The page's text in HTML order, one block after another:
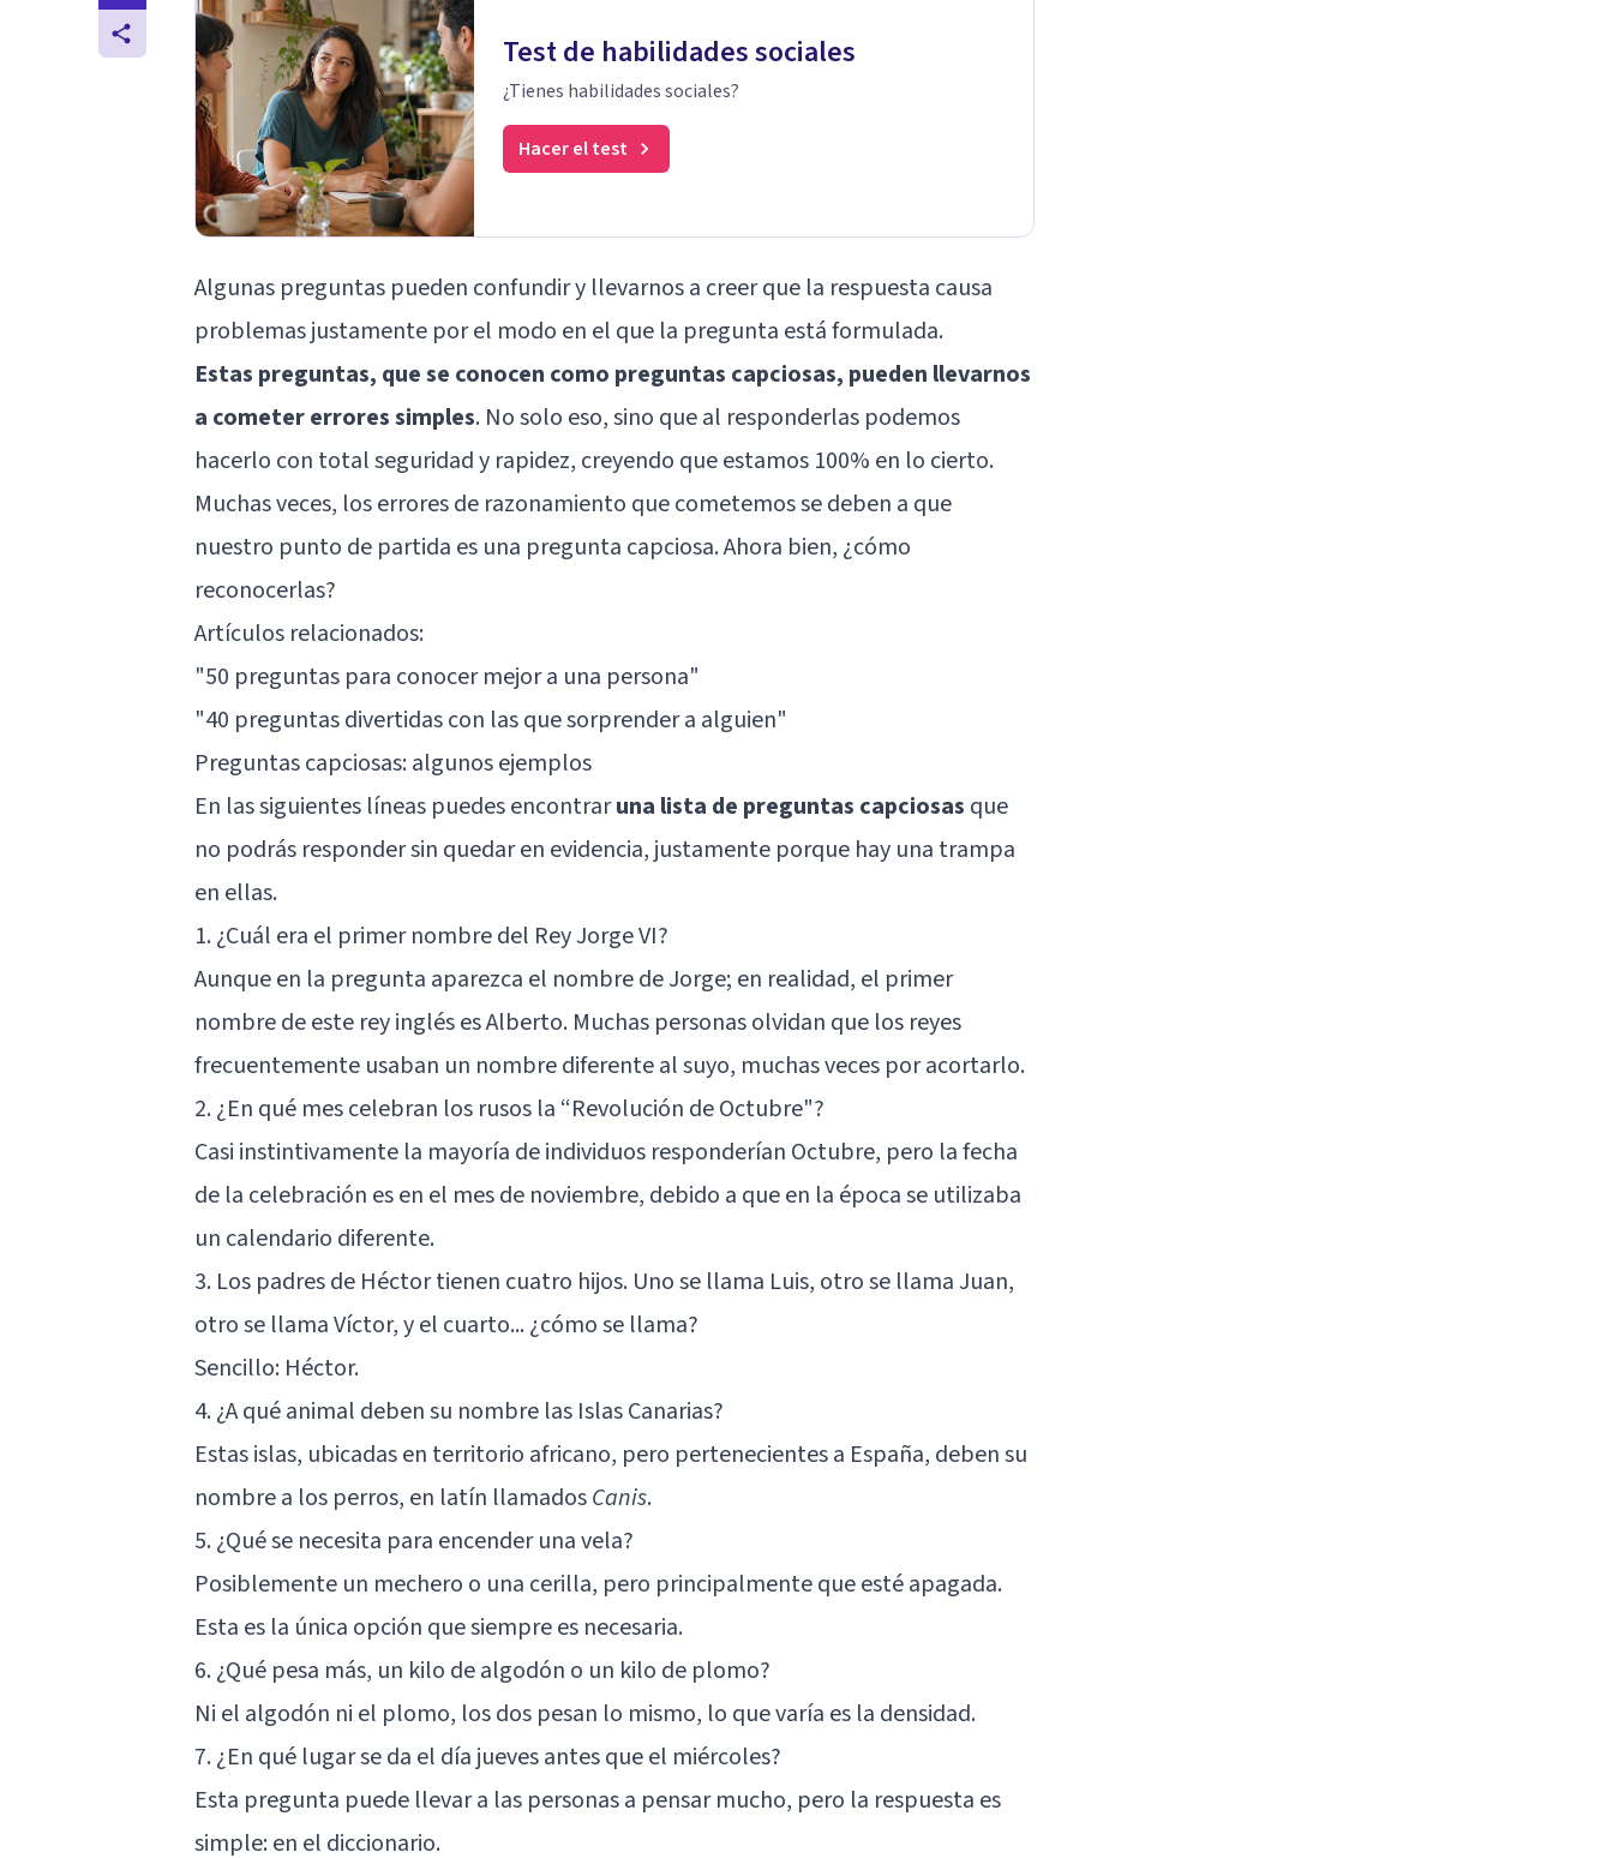
Test de habilidades sociales
¿Tienes habilidades sociales?
Hacer el test
Algunas preguntas pueden confundir y llevarnos a creer que la respuesta causa
problemas justamente por el modo en el que la pregunta está formulada.
Estas preguntas, que se conocen como preguntas capciosas, pueden llevarnos
a cometer errores simples. No solo eso, sino que al responderlas podemos
hacerlo con total seguridad y rapidez, creyendo que estamos 100% en lo cierto.
Muchas veces, los errores de razonamiento que cometemos se deben a que
nuestro punto de partida es una pregunta capciosa. Ahora bien, ¿cómo
reconocerlas?
Artículos relacionados:
"50 preguntas para conocer mejor a una persona"
"40 preguntas divertidas con las que sorprender a alguien"
Preguntas capciosas: algunos ejemplos
En las siguientes líneas puedes encontraruna lista de preguntas capciosas que
no podrás responder sin quedar en evidencia, justamente porque hay una trampa
en ellas.
1. ¿Cuál era el primer nombre del Rey Jorge VI?
Aunque en la pregunta aparezca el nombre de Jorge; en realidad, el primer
nombre de este rey inglés es Alberto. Muchas personas olvidan que los reyes
frecuentemente usaban un nombre diferente al suyo, muchas veces por acortarlo.
2. ¿En qué mes celebran los rusos la “Revolución de Octubre"?
Casi instintivamente la mayoría de individuos responderían Octubre, pero la fecha
de la celebración es en el mes de noviembre, debido a que en la época se utilizaba
un calendario diferente.
3. Los padres de Héctor tienen cuatro hijos. Uno se llama Luis, otro se llama Juan,
otro se llama Víctor, y el cuarto... ¿cómo se llama?
Sencillo: Héctor.
4. ¿A qué animal deben su nombre las Islas Canarias?
Estas islas, ubicadas en territorio africano, pero pertenecientes a España, deben su
nombre a los perros, en latín llamadosCanis.
5. ¿Qué se necesita para encender una vela?
Posiblemente un mechero o una cerilla, pero principalmente que esté apagada.
Esta es la única opción que siempre es necesaria.
6. ¿Qué pesa más, un kilo de algodón o un kilo de plomo?
Ni el algodón ni el plomo, los dos pesan lo mismo, lo que varía es la densidad.
7. ¿En qué lugar se da el día jueves antes que el miércoles?
Esta pregunta puede llevar a las personas a pensar mucho, pero la respuesta es
simple: en el diccionario.